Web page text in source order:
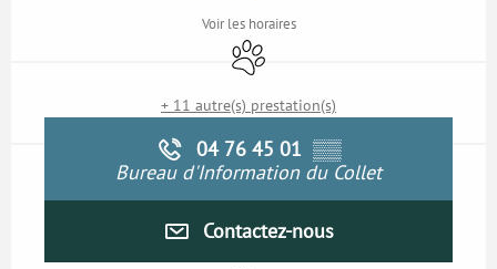
Voir les horaires
Animaux acceptés
+ 11 autre(s) prestation(s)
04 76 45 01 ▒▒
Bureau d'Information du Collet
Contactez-nous